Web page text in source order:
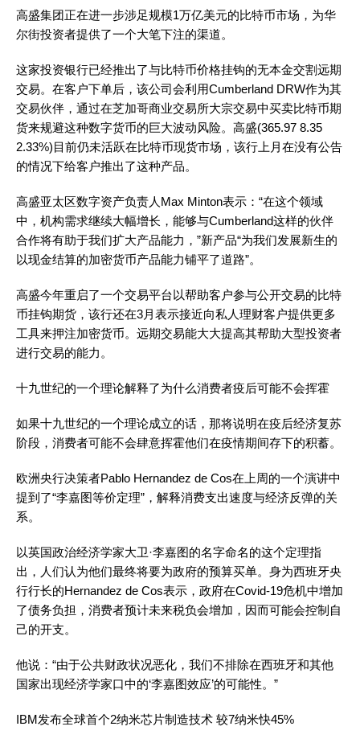
高盛集团正在进一步涉足规模1万亿美元的比特币市场，为华
尔街投资者提供了一个大笔下注的渠道。
这家投资银行已经推出了与比特币价格挂钩的无本金交割远期
交易。在客户下单后，该公司会利用Cumberland DRW作为其
交易伙伴，通过在芝加哥商业交易所大宗交易中买卖比特币期
货来规避这种数字货币的巨大波动风险。高盛(365.97 8.35
2.33%)目前仍未活跃在比特币现货市场，该行上月在没有公告
的情况下给客户推出了这种产品。
高盛亚太区数字资产负责人Max Minton表示：“在这个领域
中，机构需求继续大幅增长，能够与Cumberland这样的伙伴
合作将有助于我们扩大产品能力，”新产品“为我们发展新生的
以现金结算的加密货币产品能力铺平了道路”。
高盛今年重启了一个交易平台以帮助客户参与公开交易的比特
币挂钩期货，该行还在3月表示接近向私人理财客户提供更多
工具来押注加密货币。远期交易能大大提高其帮助大型投资者
进行交易的能力。
十九世纪的一个理论解释了为什么消费者疫后可能不会挥霍
如果十九世纪的一个理论成立的话，那将说明在疫后经济复苏
阶段，消费者可能不会肆意挥霍他们在疫情期间存下的积蓄。
欧洲央行决策者Pablo Hernandez de Cos在上周的一个演讲中
提到了“李嘉图等价定理”，解释消费支出速度与经济反弹的关
系。
以英国政治经济学家大卫·李嘉图的名字命名的这个定理指
出，人们认为他们最终将要为政府的预算买单。身为西班牙央
行行长的Hernandez de Cos表示，政府在Covid-19危机中增加
了债务负担，消费者预计未来税负会增加，因而可能会控制自
己的开支。
他说：“由于公共财政状况恶化，我们不排除在西班牙和其他
国家出现经济学家口中的‘李嘉图效应’的可能性。”
IBM发布全球首个2纳米芯片制造技术 较7纳米快45%